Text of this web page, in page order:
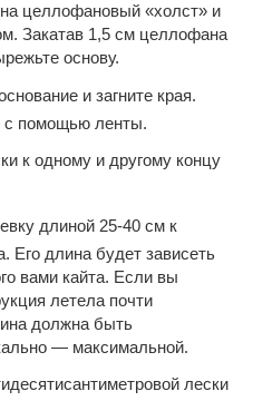
целлофановый «холст» и
Закатав 1,5 см целлофана
основу.
и загните края.
с помощью ленты.
к одному и другому концу
длиной 25-40 см к
Его длина будет зависеть
вами кайта. Если вы
летела почти
должна быть
— максимальной.
лески